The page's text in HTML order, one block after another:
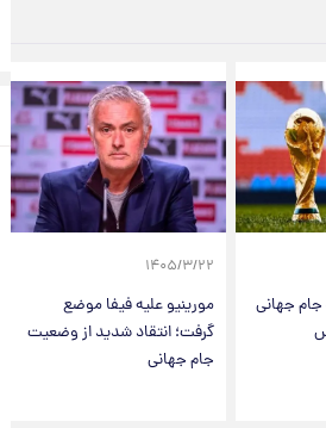
جام جهانی
۱۴۰۵/۳/۲۲
مورینیو علیه فیفا موضع
گرفت؛ انتقاد شدید از وضعیت
جام جهانی